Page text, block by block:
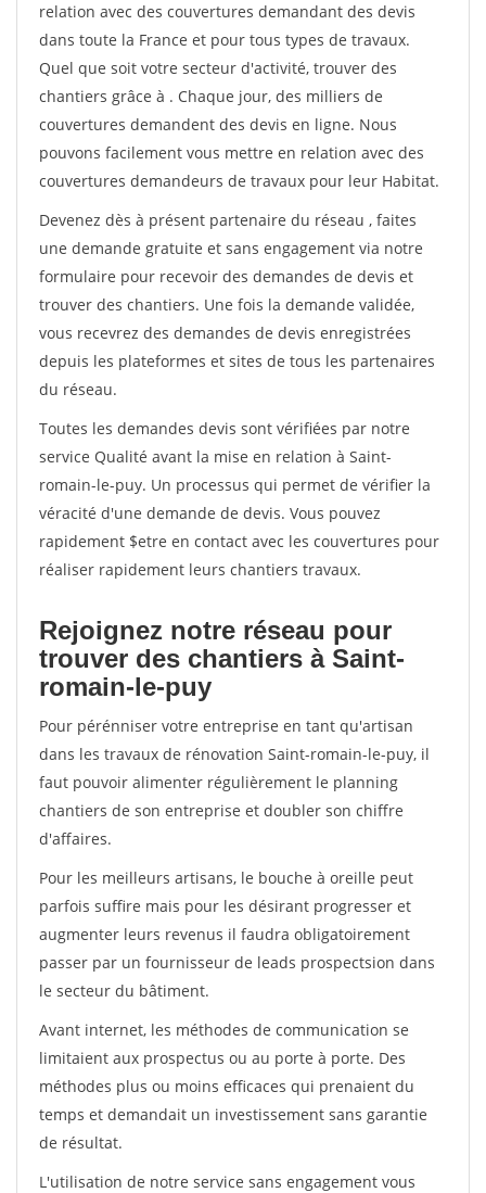
relation avec des couvertures demandant des devis
dans toute la France et pour tous types de travaux.
Quel que soit votre secteur d'activité, trouver des
chantiers grâce à . Chaque jour, des milliers de
couvertures demandent des devis en ligne. Nous
pouvons facilement vous mettre en relation avec des
couvertures demandeurs de travaux pour leur Habitat.
Devenez dès à présent partenaire du réseau , faites
une demande gratuite et sans engagement via notre
formulaire pour recevoir des demandes de devis et
trouver des chantiers. Une fois la demande validée,
vous recevrez des demandes de devis enregistrées
depuis les plateformes et sites de tous les partenaires
du réseau.
Toutes les demandes devis sont vérifiées par notre
service Qualité avant la mise en relation à Saint-
romain-le-puy. Un processus qui permet de vérifier la
véracité d'une demande de devis. Vous pouvez
rapidement $etre en contact avec les couvertures pour
réaliser rapidement leurs chantiers travaux.
Rejoignez notre réseau pour
trouver des chantiers à Saint-
romain-le-puy
Pour pérénniser votre entreprise en tant qu'artisan
dans les travaux de rénovation Saint-romain-le-puy, il
faut pouvoir alimenter régulièrement le planning
chantiers de son entreprise et doubler son chiffre
d'affaires.
Pour les meilleurs artisans, le bouche à oreille peut
parfois suffire mais pour les désirant progresser et
augmenter leurs revenus il faudra obligatoirement
passer par un fournisseur de leads prospectsion dans
le secteur du bâtiment.
Avant internet, les méthodes de communication se
limitaient aux prospectus ou au porte à porte. Des
méthodes plus ou moins efficaces qui prenaient du
temps et demandait un investissement sans garantie
de résultat.
L'utilisation de notre service sans engagement vous